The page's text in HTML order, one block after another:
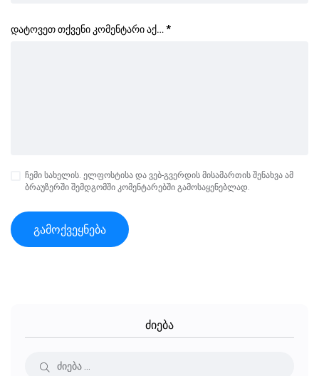
დატოვეთ თქვენი კომენტარი აქ… *
ჩემი სახელის. ელფოსტისა და ვებ-გვერდის მისამართის შენახვა ამ
ბრაუზერში შემდგომში კომენტარებში გამოსაყენებლად.
ძიება